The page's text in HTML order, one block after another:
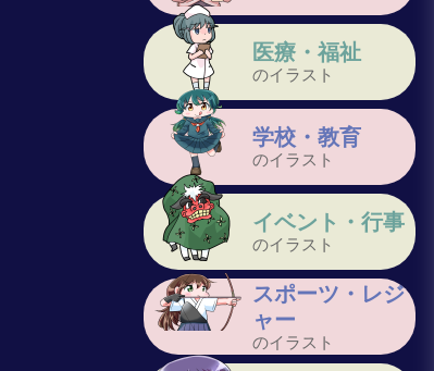
医療・福祉
のイラスト
学校・教育
のイラスト
イベント・行事
のイラスト
スポーツ・レジ
ャー
のイラスト